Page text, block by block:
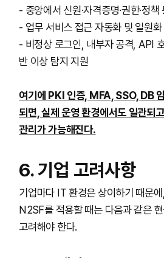
- 중앙에서 신원·자격증명·권한·정책
- 업무 서비스 접근 자동화 및 일원화
- 비정상 로그인, 내부자 공격, API
반 이상 탐지 지원
여기에 PKI 인증, MFA, SSO, DB
되면, 실제 운영 환경에서도 일관되
관리가 가능해진다.
6. 기업 고려사항
기업마다 IT 환경은 상이하기 때문
N2SF를 적용할 때는 다음과 같은
고려해야 한다.